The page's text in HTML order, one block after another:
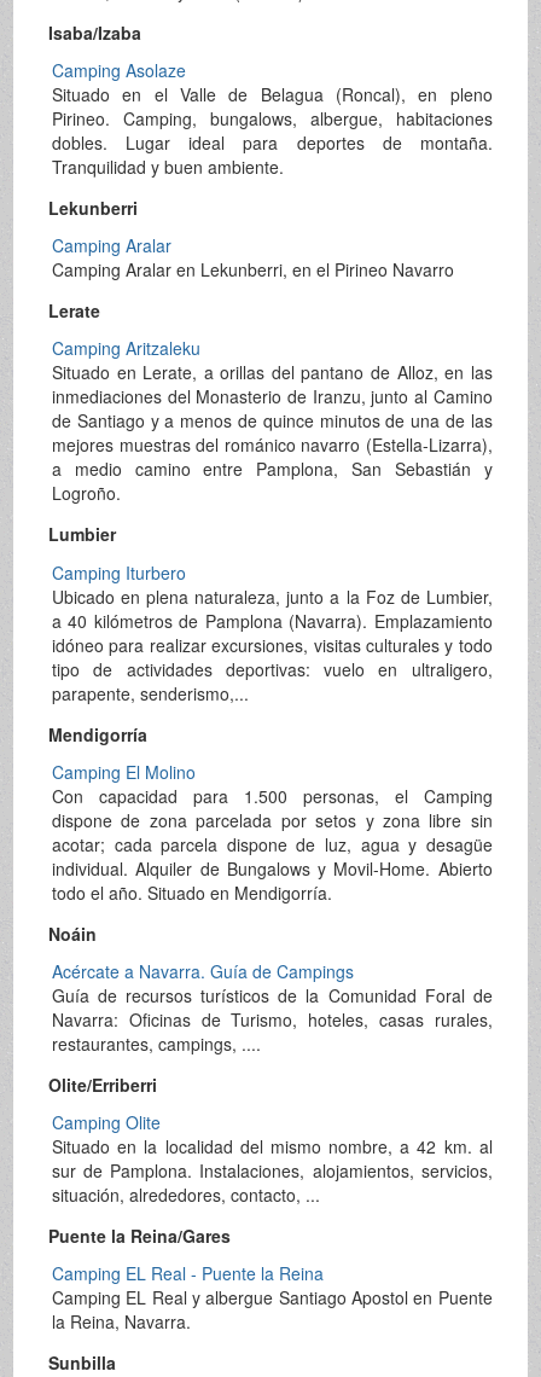
Isaba/Izaba
Camping Asolaze
Situado en el Valle de Belagua (Roncal), en pleno
Pirineo. Camping, bungalows, albergue, habitaciones
dobles. Lugar ideal para deportes de montaña.
Tranquilidad y buen ambiente.
Lekunberri
Camping Aralar
Camping Aralar en Lekunberri, en el Pirineo Navarro
Lerate
Camping Aritzaleku
Situado en Lerate, a orillas del pantano de Alloz, en las
inmediaciones del Monasterio de Iranzu, junto al Camino
de Santiago y a menos de quince minutos de una de las
mejores muestras del románico navarro (Estella-Lizarra),
a medio camino entre Pamplona, San Sebastián y
Logroño.
Lumbier
Camping Iturbero
Ubicado en plena naturaleza, junto a la Foz de Lumbier,
a 40 kilómetros de Pamplona (Navarra). Emplazamiento
idóneo para realizar excursiones, visitas culturales y todo
tipo de actividades deportivas: vuelo en ultraligero,
parapente, senderismo,...
Mendigorría
Camping El Molino
Con capacidad para 1.500 personas, el Camping
dispone de zona parcelada por setos y zona libre sin
acotar; cada parcela dispone de luz, agua y desagüe
individual. Alquiler de Bungalows y Movil-Home. Abierto
todo el año. Situado en Mendigorría.
Noáin
Acércate a Navarra. Guía de Campings
Guía de recursos turísticos de la Comunidad Foral de
Navarra: Oficinas de Turismo, hoteles, casas rurales,
restaurantes, campings, ....
Olite/Erriberri
Camping Olite
Situado en la localidad del mismo nombre, a 42 km. al
sur de Pamplona. Instalaciones, alojamientos, servicios,
situación, alrededores, contacto, ...
Puente la Reina/Gares
Camping EL Real - Puente la Reina
Camping EL Real y albergue Santiago Apostol en Puente
la Reina, Navarra.
Sunbilla